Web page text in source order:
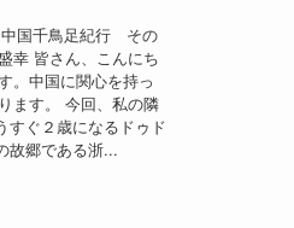
中国千鳥足紀行 その
さん、こんにち
。中国に関心を持っ
ます。 今回、私の隣
すぐ２歳になるドゥド
故郷である浙...